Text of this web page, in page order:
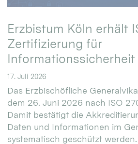
Erzbistum Köln erhält
Zertifizierung für
Informationssicherheit
17. Juli 2026
Das Erzbischöfliche
dem 26. Juni 2026 nach ISO
Damit bestätigt die
Daten und Informationen im
systematisch geschützt werden.